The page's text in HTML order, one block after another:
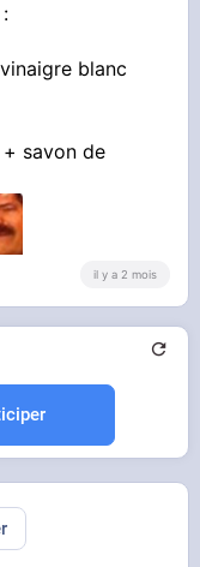
blanc
savon de
il y a 2 mois